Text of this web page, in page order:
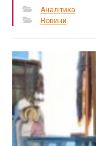
Аналітика
Новини